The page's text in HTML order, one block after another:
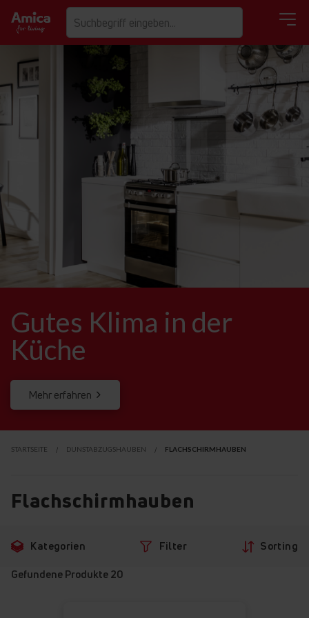
Gutes Klima in der
Küche
Mehr erfahren
STARTSEITE DUNSTABZUGSHAUBEN FLACHSCHIRMHAUBEN
Flachschirmhauben
den
Kategorien Filter Sorting
Gefundene Produkte 20
den